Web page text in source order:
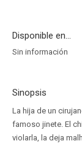
Disponible en...
Sin información
Sinopsis
La hija de un
famoso jinete. El
violarla, la deja